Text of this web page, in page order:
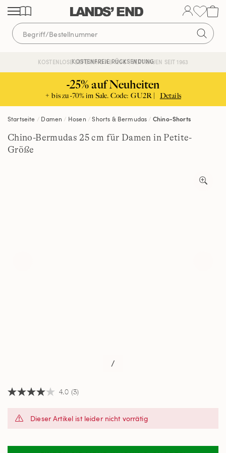
Direkt
zum
Inhalt
Direkt
zur
Navigation
Direkt
zur
Suche
KOSTENLOSE LIEFERUNG AB 120€ | VERTRAUEN SEIT 1963
KOSTENFREIE RÜCKSENDUNG
-25% auf Neuheiten
+ bis zu -70% im Sale. Code: GU2R | Details
Startseite Damen Hosen Shorts & Bermudas Chino-Shorts
Chino-Bermudas 25 cm für Damen in Petite-
Größe
/
4.0
Sternen,
Bewertung.
4.0 (3)
Dieser Artikel ist leider nicht vorrätig